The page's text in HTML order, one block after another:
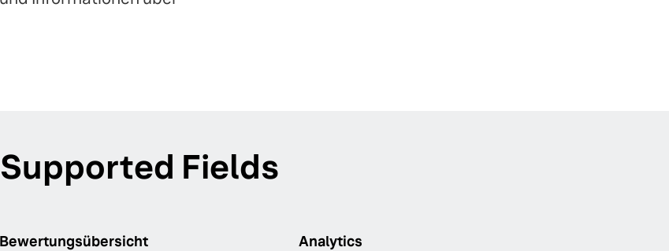
Supported Fields
Bewertungsübersicht
Analytics